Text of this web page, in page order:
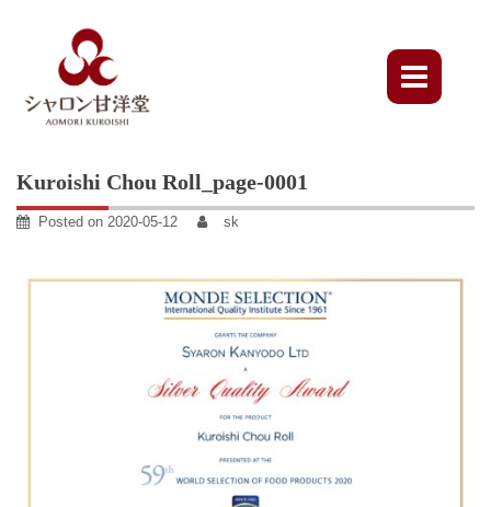
Kuroishi Chou Roll_page-0001
Posted on 2020-05-12 sk